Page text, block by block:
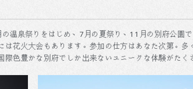
温泉祭りをはじめ、7月の夏祭り、11月の別府公園
花火大会もあります。参加の仕方はあなた次第。
色豊かな別府でしか出来ないユニークな体験がた